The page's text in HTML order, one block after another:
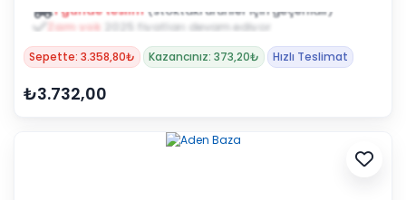
1 günde teslim (stoktaki ürünler için geçerlidir)
Zam yok 2025 fiyatları devam ediyor
Sepette: 3.358,80₺ Kazancınız: 373,20₺ Hızlı Teslimat
₺3.732,00